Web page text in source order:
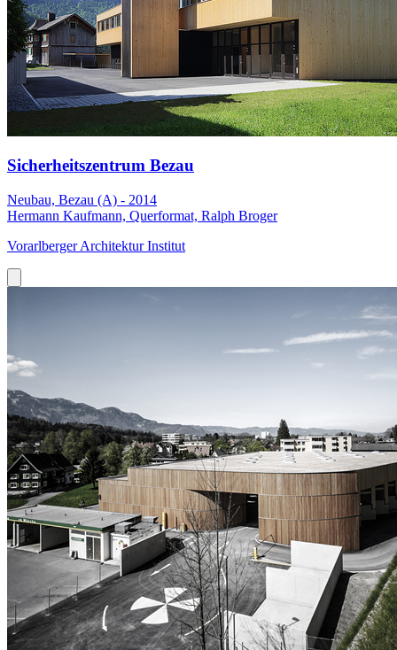
Sicherheitszentrum Bezau
Neubau, Bezau (A) - 2014
Hermann Kaufmann, Querformat, Ralph Broger
Vorarlberger Architektur Institut